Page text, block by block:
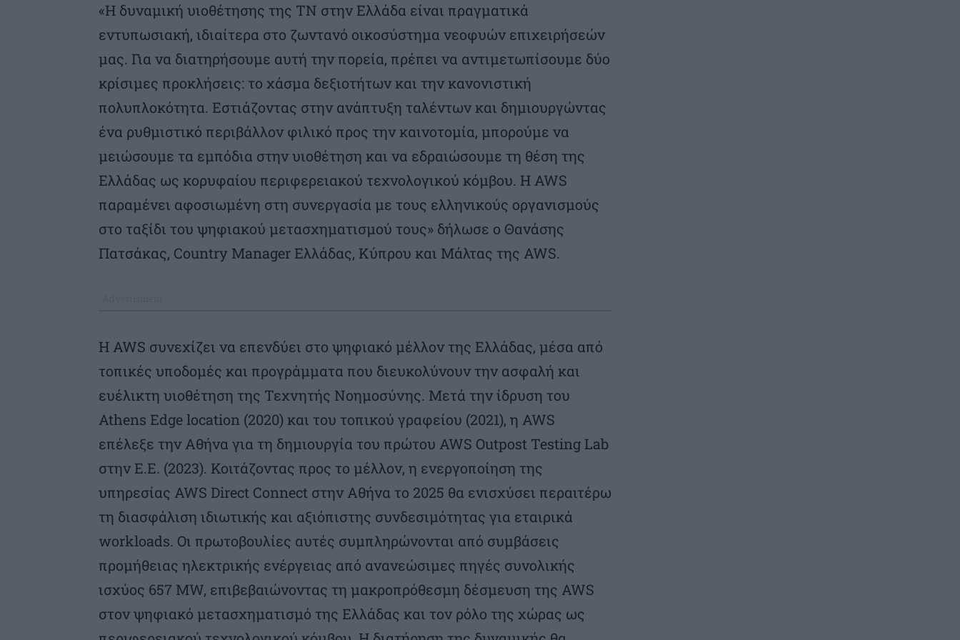
«Η δυναμική υιοθέτησης της ΤΝ στην Ελλάδα είναι πραγματικά
εντυπωσιακή, ιδιαίτερα στο ζωντανό οικοσύστημα νεοφυών επιχειρήσεών
μας. Για να διατηρήσουμε αυτή την πορεία, πρέπει να αντιμετωπίσουμε δύο
κρίσιμες προκλήσεις: το χάσμα δεξιοτήτων και την κανονιστική
πολυπλοκότητα. Εστιάζοντας στην ανάπτυξη ταλέντων και δημιουργώντας
ένα ρυθμιστικό περιβάλλον φιλικό προς την καινοτομία, μπορούμε να
μειώσουμε τα εμπόδια στην υιοθέτηση και να εδραιώσουμε τη θέση της
Ελλάδας ως κορυφαίου περιφερειακού τεχνολογικού κόμβου. Η AWS
παραμένει αφοσιωμένη στη συνεργασία με τους ελληνικούς οργανισμούς
στο ταξίδι του ψηφιακού μετασχηματισμού τους» δήλωσε ο Θανάσης
Πατσάκας, Country Manager Ελλάδας, Κύπρου και Μάλτας της AWS.
Η AWS συνεχίζει να επενδύει στο ψηφιακό μέλλον της Ελλάδας, μέσα από
τοπικές υποδομές και προγράμματα που διευκολύνουν την ασφαλή και
ευέλικτη υιοθέτηση της Τεχνητής Νοημοσύνης. Μετά την ίδρυση του
Athens Edge location (2020) και του τοπικού γραφείου (2021), η AWS
επέλεξε την Αθήνα για τη δημιουργία του πρώτου AWS Outpost Testing Lab
στην Ε.Ε. (2023). Κοιτάζοντας προς το μέλλον, η ενεργοποίηση της
υπηρεσίας AWS Direct Connect στην Αθήνα το 2025 θα ενισχύσει περαιτέρω
τη διασφάλιση ιδιωτικής και αξιόπιστης συνδεσιμότητας για εταιρικά
workloads. Οι πρωτοβουλίες αυτές συμπληρώνονται από συμβάσεις
προμήθειας ηλεκτρικής ενέργειας από ανανεώσιμες πηγές συνολικής
ισχύος 657 MW, επιβεβαιώνοντας τη μακροπρόθεσμη δέσμευση της AWS
στον ψηφιακό μετασχηματισμό της Ελλάδας και τον ρόλο της χώρας ως